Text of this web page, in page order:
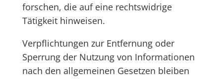
forschen, die auf eine rechtswidrige
Tätigkeit hinweisen.
Verpflichtungen zur Entfernung oder
Sperrung der Nutzung von Informationen
nach den allgemeinen Gesetzen bleiben